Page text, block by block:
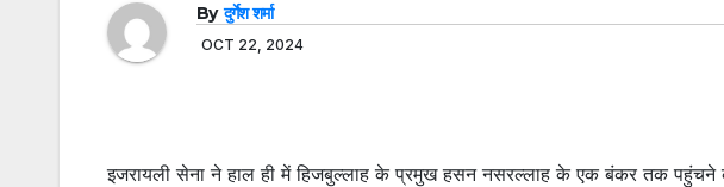
By दुर्गेश शर्मा
OCT 22, 2024
इजरायली सेना ने हाल ही में हिजबुल्लाह के प्रमुख हसन नसरल्लाह के एक बंकर तक पहुंचने